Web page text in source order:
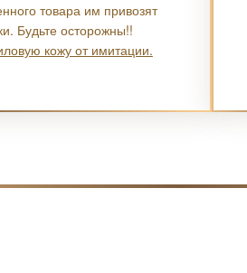
товара им привозят
Будьте осторожны!!
кожу от имитации.